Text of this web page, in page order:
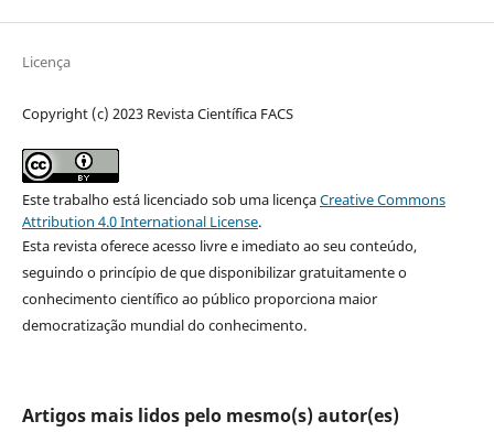
Licença
Copyright (c) 2023 Revista Científica FACS
Este trabalho está licenciado sob uma licençaCreative Commons
Attribution 4.0 International License.
Esta revista oferece acesso livre e imediato ao seu conteúdo,
seguindo o princípio de que disponibilizar gratuitamente o
conhecimento científico ao público proporciona maior
democratização mundial do conhecimento.
Artigos mais lidos pelo mesmo(s) autor(es)